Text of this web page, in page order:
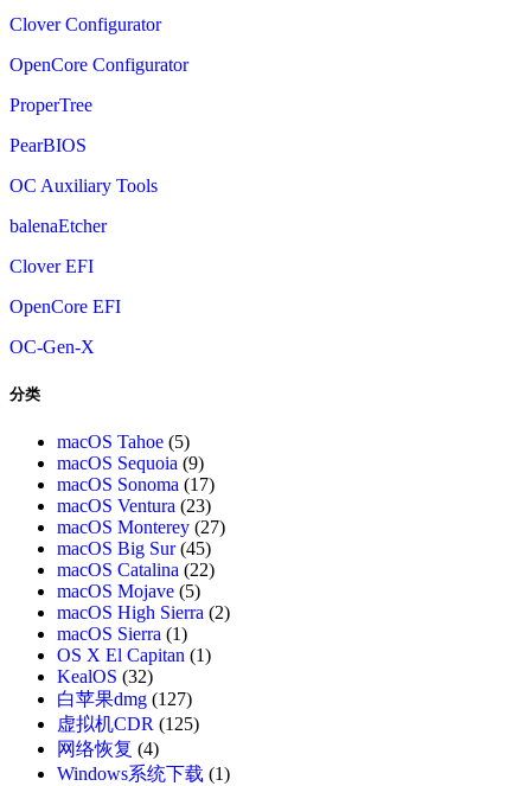
Clover Configurator
OpenCore Configurator
ProperTree
PearBIOS
OC Auxiliary Tools
balenaEtcher
Clover EFI
OpenCore EFI
OC-Gen-X
分类
macOS Tahoe (5)
macOS Sequoia (9)
macOS Sonoma (17)
macOS Ventura (23)
macOS Monterey (27)
macOS Big Sur(45)
macOS Catalina (22)
macOS Mojave (5)
macOS High Sierra (2)
macOS Sierra (1)
OS X El Capitan (1)
KealOS (32)
白苹果dmg (127)
虚拟机CDR (125)
网络恢复 (4)
Windows系统下载 (1)